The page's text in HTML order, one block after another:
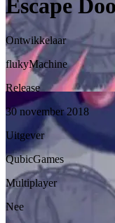
Escape
Ontwikkelaar
flukyMachine
Release
30 november 2018
Uitgever
QubicGames
Multiplayer
Nee